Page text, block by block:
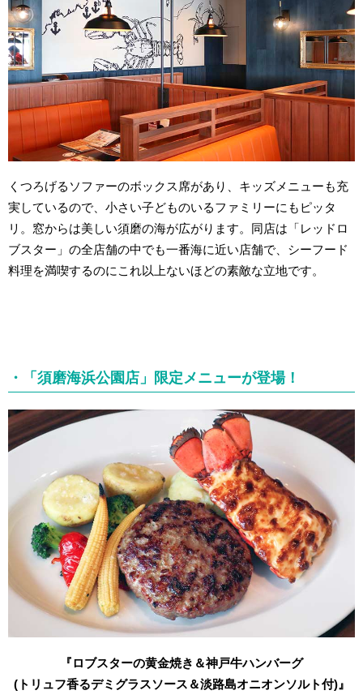
くつろげるソファーのボックス席があり、キッズメニューも充
実しているので、小さい子どものいるファミリーにもピッタ
リ。窓からは美しい須磨の海が広がります。同店は「レッドロ
ブスター」の全店舗の中でも一番海に近い店舗で、シーフード
料理を満喫するのにこれ以上ないほどの素敵な立地です。
・「須磨海浜公園店」限定メニューが登場！
『ロブスターの黄金焼き＆神戸牛ハンバーグ
(トリュフ香るデミグラスソース＆淡路島オニオンソルト付)』